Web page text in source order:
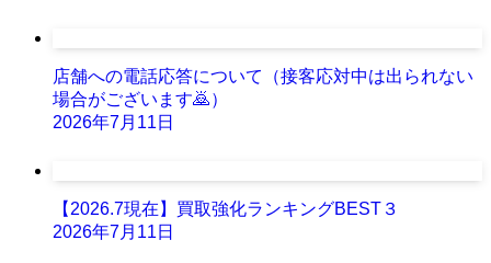
店舗への電話応答について（接客応対中は出られない
場合がございます🙇）
2026年7月11日
【2026.7現在】買取強化ランキングBEST３
2026年7月11日